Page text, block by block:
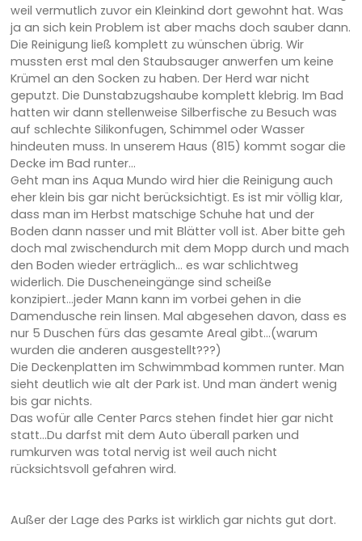
weil vermutlich zuvor ein Kleinkind dort gewohnt hat. Was
ja an sich kein Problem ist aber machs doch sauber dann.
Die Reinigung ließ komplett zu wünschen übrig. Wir
mussten erst mal den Staubsauger anwerfen um keine
Krümel an den Socken zu haben. Der Herd war nicht
geputzt. Die Dunstabzugshaube komplett klebrig. Im Bad
hatten wir dann stellenweise Silberfische zu Besuch was
auf schlechte Silikonfugen, Schimmel oder Wasser
hindeuten muss. In unserem Haus (815) kommt sogar die
Decke im Bad runter...
Geht man ins Aqua Mundo wird hier die Reinigung auch
eher klein bis gar nicht berücksichtigt. Es ist mir völlig klar,
dass man im Herbst matschige Schuhe hat und der
Boden dann nasser und mit Blätter voll ist. Aber bitte geh
doch mal zwischendurch mit dem Mopp durch und mach
den Boden wieder erträglich... es war schlichtweg
widerlich. Die Duscheneingänge sind scheiße
konzipiert...jeder Mann kann im vorbei gehen in die
Damendusche rein linsen. Mal abgesehen davon, dass es
nur 5 Duschen fürs das gesamte Areal gibt...(warum
wurden die anderen ausgestellt???)
Die Deckenplatten im Schwimmbad kommen runter. Man
sieht deutlich wie alt der Park ist. Und man ändert wenig
bis gar nichts.
Das wofür alle Center Parcs stehen findet hier gar nicht
statt...Du darfst mit dem Auto überall parken und
rumkurven was total nervig ist weil auch nicht
rücksichtsvoll gefahren wird.
Außer der Lage des Parks ist wirklich gar nichts gut dort.